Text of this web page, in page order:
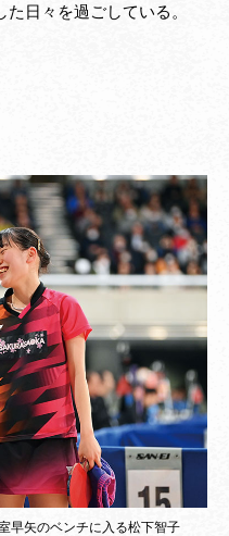
日々を過ごしている。
早矢のベンチに入る松下智子